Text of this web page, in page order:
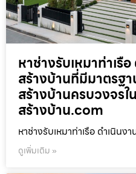
หาช่างรับเหมาท่าเรื
สร้างบ้านที่มีมาตรฐ
สร้างบ้านครบวงจรใ
สร้างบ้าน.com
หาช่างรับเหมาท่าเรือ ดำเนินง
ดูเพิ่มเติม »